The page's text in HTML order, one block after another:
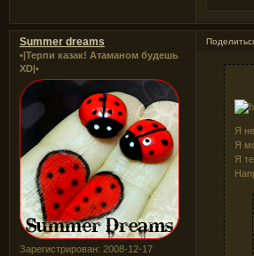
Summer dreams
•|Терпи казак! Атаманом будешь
XD|•
Зарегистрирован: 2008-12-17
Я
Я
Я